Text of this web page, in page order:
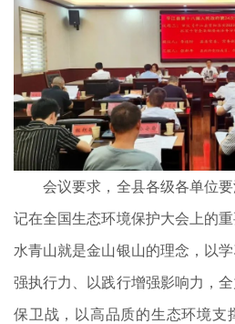
会议要求，全县各级各单位要
记在全国生态环境保护大会上的
水青山就是金山银山的理念，以
强执行力、以践行增强影响力，
保卫战，以高品质的生态环境支